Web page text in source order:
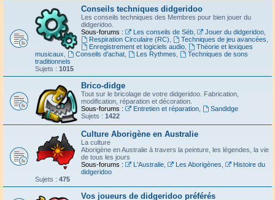
Conseils techniques didgeridoo
Les conseils techniques des Membres pour bien jouer du
didgeridoo.
Sous-forums :
Les conseils de Séb, Jouer du didgeridoo,
Respiration Circulaire (RC)
Techniques de jeu avancées
Enregistrement et logiciels audio,
Théorie et lexiques
musicaux
Conseils d'achat, Les Rythmes
Techniques de sons
traditionnels
Sujets : 1015
Brico-didge
Tout sur le bricolage de votre didgeridoo. Fabrication,
modification, réparation et décoration.
Sous-forums :
Entretien et réparation,
Sandidge
Sujets : 1422
Culture Aborigène en Australie
La culture
Aborigène en Australie à travers la peinture, les légendes, la vie
de tous les jours
Sous-forums :
L'Australie, Les Aborigènes
Histoire du
didgeridoo
Sujets : 475
Vos joueurs de didgeridoo préférés